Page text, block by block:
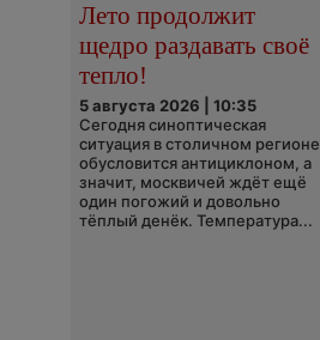
Лето продолжит
щедро раздавать своё
тепло!
5 августа 2026 | 10:35
Сегодня синоптическая
ситуация в столичном регионе
обусловится антициклоном, а
значит, москвичей ждёт ещё
один погожий и довольно
тёплый денёк. Температура...